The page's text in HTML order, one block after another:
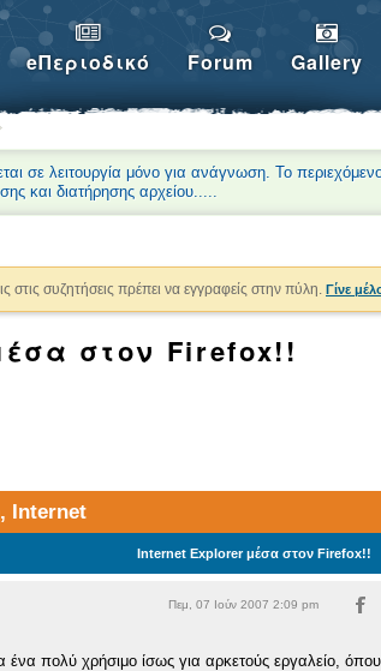
eΠεριοδικό Forum Gallery
σε λειτουργία μόνο για ανάγνωση. Το
και διατήρησης αρχείου.....
συζητήσεις πρέπει να εγγραφείς στην πύλη. Γίνε
στον Firefox!!
Internet
Internet Explorer μέσα στον Firefox!!
Πεμ, 07 Ιούν 2007 2:09 pm
ένα πολύ χρήσιμο ίσως για αρκετούς εργαλείο, όπου